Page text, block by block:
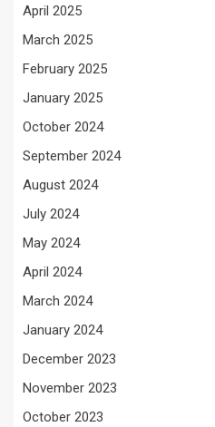
April 2025
March 2025
February 2025
January 2025
October 2024
September 2024
August 2024
July 2024
May 2024
April 2024
March 2024
January 2024
December 2023
November 2023
October 2023